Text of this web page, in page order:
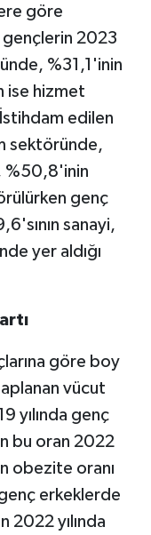
göre
2023
%31,1'inin
ise hizmet
edilen
sektöründe,
%50,8'inin
genç
sanayi,
yer aldığı
göre boy
vücut
yılında genç
bu oran 2022
obezite oranı
erkeklerde
2022 yılında